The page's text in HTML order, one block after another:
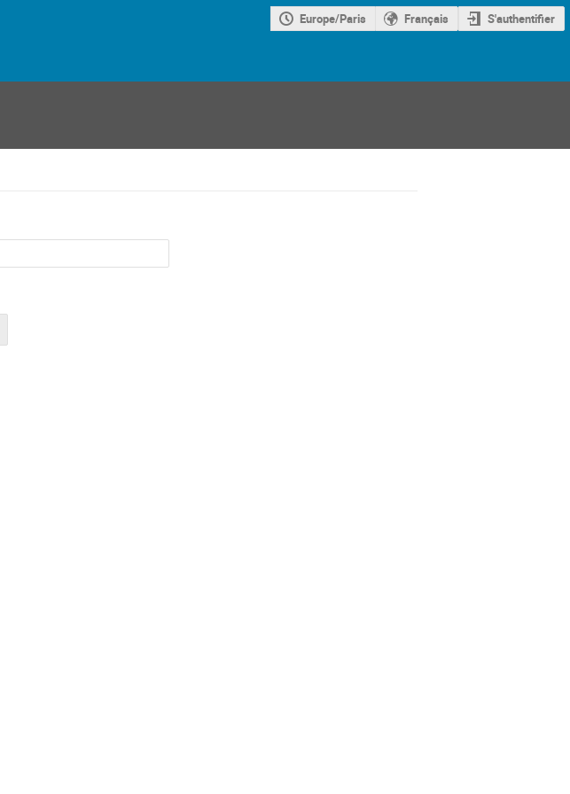
Europe/Paris Français S'authentifier